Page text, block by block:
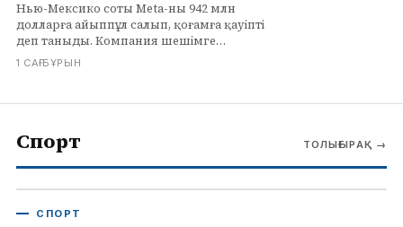
Нью-Мексико соты Meta-ны 942 млн
долларға айыппұл салып, қоғамға қауіпті
деп таныды. Компания шешімге
шағымдануды жоспарлап отыр.
1 САҒ БҰРЫН
Спорт ТОЛЫҒЫРАҚ →
СПОРТ